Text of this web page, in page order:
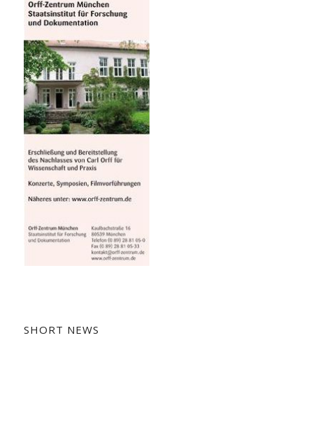
SHORT NEWS